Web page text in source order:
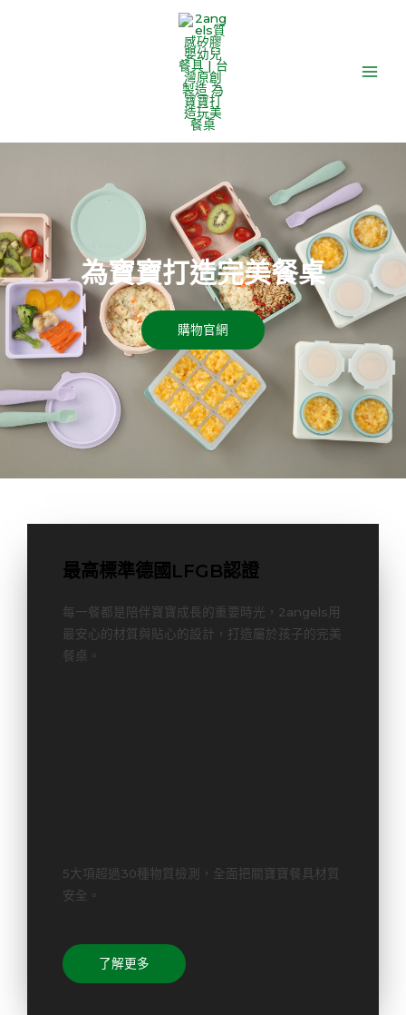
為寶寶打造完美餐桌
購物官網
最高標準德國LFGB認證
每一餐都是陪伴寶寶成長的重要時光，2angels用
最安心的材質與貼心的設計，打造屬於孩子的完美
餐桌。
5大項超過30種物質檢測，全面把關寶寶餐具材質
安全。
了解更多